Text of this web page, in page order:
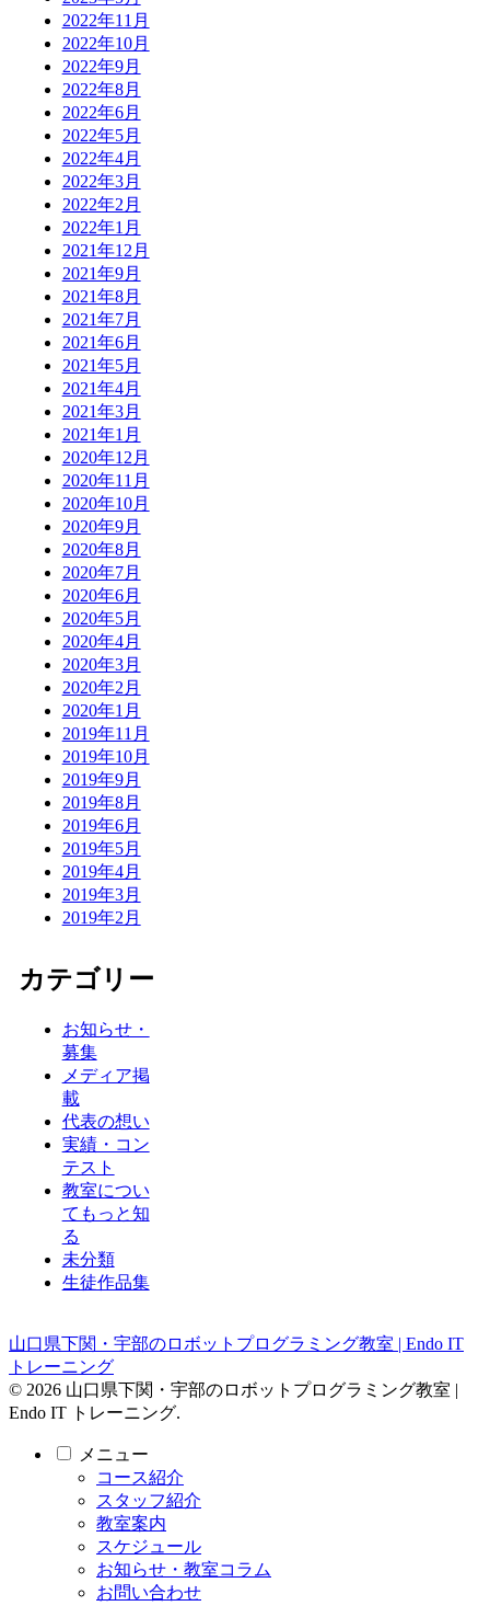
2022年11月
2022年10月
2022年9月
2022年8月
2022年6月
2022年5月
2022年4月
2022年3月
2022年2月
2022年1月
2021年12月
2021年9月
2021年8月
2021年7月
2021年6月
2021年5月
2021年4月
2021年3月
2021年1月
2020年12月
2020年11月
2020年10月
2020年9月
2020年8月
2020年7月
2020年6月
2020年5月
2020年4月
2020年3月
2020年2月
2020年1月
2019年11月
2019年10月
2019年9月
2019年8月
2019年6月
2019年5月
2019年4月
2019年3月
2019年2月
カテゴリー
お知らせ・
募集
メディア掲
載
代表の想い
実績・コン
テスト
教室につい
てもっと知
る
未分類
生徒作品集
山口県下関・宇部のロボットプログラミング教室 | Endo IT
トレーニング
© 2026 山口県下関・宇部のロボットプログラミング教室 |
Endo IT トレーニング.
メニュー
コース紹介
スタッフ紹介
教室案内
スケジュール
お知らせ・教室コラム
お問い合わせ